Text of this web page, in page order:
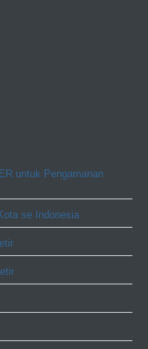
untuk Pengamanan
se Indonesia